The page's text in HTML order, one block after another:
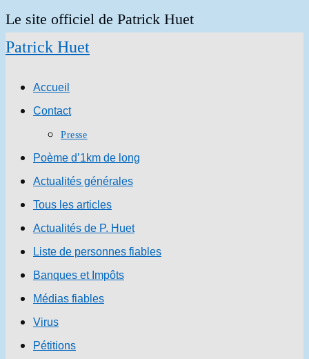
Skip
to
Le site officiel de Patrick Huet
Patrick Huet
Accueil
Contact
Presse
Poème d’1km de long
Actualités générales
Tous les articles
Actualités de P. Huet
Liste de personnes fiables
Banques et Impôts
Médias fiables
Virus
Pétitions